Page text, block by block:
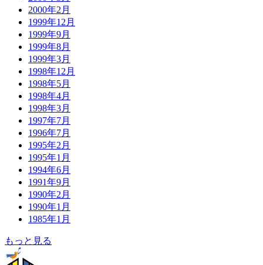
2000年2月
1999年12月
1999年9月
1999年8月
1999年3月
1998年12月
1998年5月
1998年4月
1998年3月
1997年7月
1996年7月
1995年2月
1995年1月
1994年6月
1991年9月
1990年2月
1990年1月
1985年1月
もっと見る